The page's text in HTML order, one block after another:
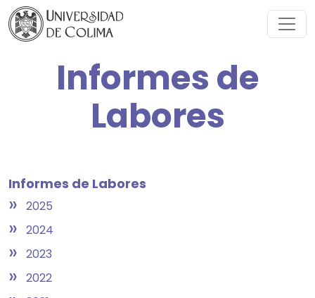
Informes de
Labores
Informes de Labores
» 2025
» 2024
» 2023
» 2022